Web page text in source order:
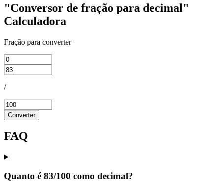
"Conversor de fração para decimal"
Calculadora
Fração para converter
/
Converter
FAQ
Quanto é 83/100 como decimal?